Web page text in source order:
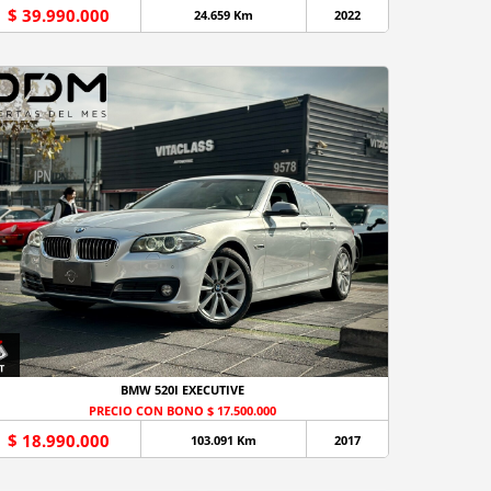
$ 39.990.000 24.659 Km 2022
BMW 520I EXECUTIVE
PRECIO CON BONO $ 17.500.000
$ 18.990.000 103.091 Km 2017